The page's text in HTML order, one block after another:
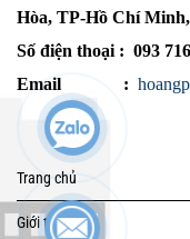
Hòa, TP-Hồ Chí
Số điện thoại : 093
Email :
Trang chủ
Giới thiệu